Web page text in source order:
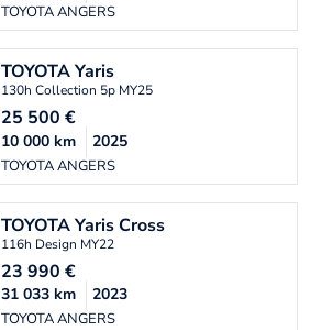
TOYOTA ANGERS
TOYOTAYaris
130h Collection 5p MY25
25 500 €
TOYOTA ANGERS
10 000 km 2025
TOYOTAYaris Cross
116h Design MY22
23 990 €
TOYOTA ANGERS
31 033 km 2023